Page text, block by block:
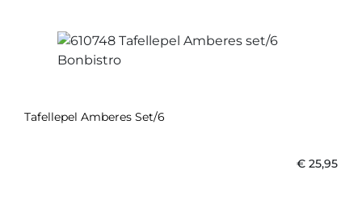
Tafellepel Amberes Set/6
€ 25,95